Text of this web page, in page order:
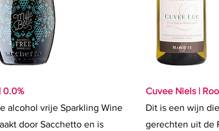
0.0%
alcohol vrije Sparkling Wine
door Sacchetto en is
Cuvee Niels |
Dit is een wijn
gerechten uit de